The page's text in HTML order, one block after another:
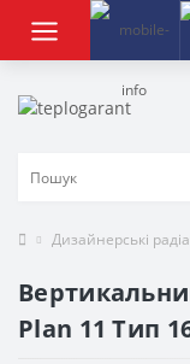
Дизайнерські
Plan 11 Тип